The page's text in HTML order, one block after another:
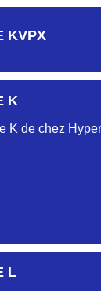
KVPX
K
K de chez
L